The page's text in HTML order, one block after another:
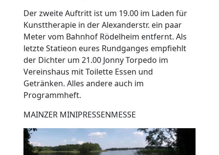
Der zweite Auftritt ist um 19.00 im Laden für
Kunsttherapie in der Alexanderstr. ein paar
Meter vom Bahnhof Rödelheim entfernt. Als
letzte Statieon eures Rundganges empfiehlt
der Dichter um 21.00 Jonny Torpedo im
Vereinshaus mit Toilette Essen und
Getränken. Alles andere auch im
Programmheft.
MAINZER MINIPRESSENMESSE